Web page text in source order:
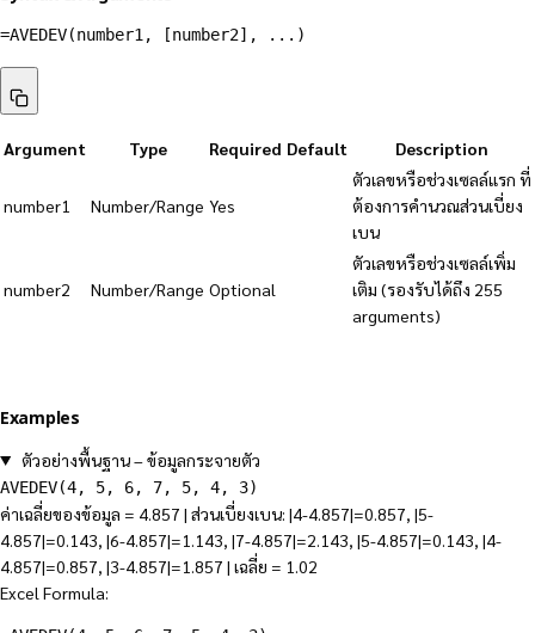
=AVEDEV(number1, [number2], ...)
Argument Type Required Default Description
number1 Number/Range Yes
ตัวเลขหรือช่วงเซลล์แรก ที่
ต้องการคำนวณส่วนเบี่ยง
เบน
number2 Number/Range Optional
ตัวเลขหรือช่วงเซลล์เพิ่ม
เติม (รองรับได้ถึง 255
arguments)
Examples
ตัวอย่างพื้นฐาน – ข้อมูลกระจายตัว
AVEDEV(4, 5, 6, 7, 5, 4, 3)
ค่าเฉลี่ยของข้อมูล = 4.857 | ส่วนเบี่ยงเบน: |4-4.857|=0.857, |5-
4.857|=0.143, |6-4.857|=1.143, |7-4.857|=2.143, |5-4.857|=0.143, |4-
4.857|=0.857, |3-4.857|=1.857 | เฉลี่ย = 1.02
Excel Formula: